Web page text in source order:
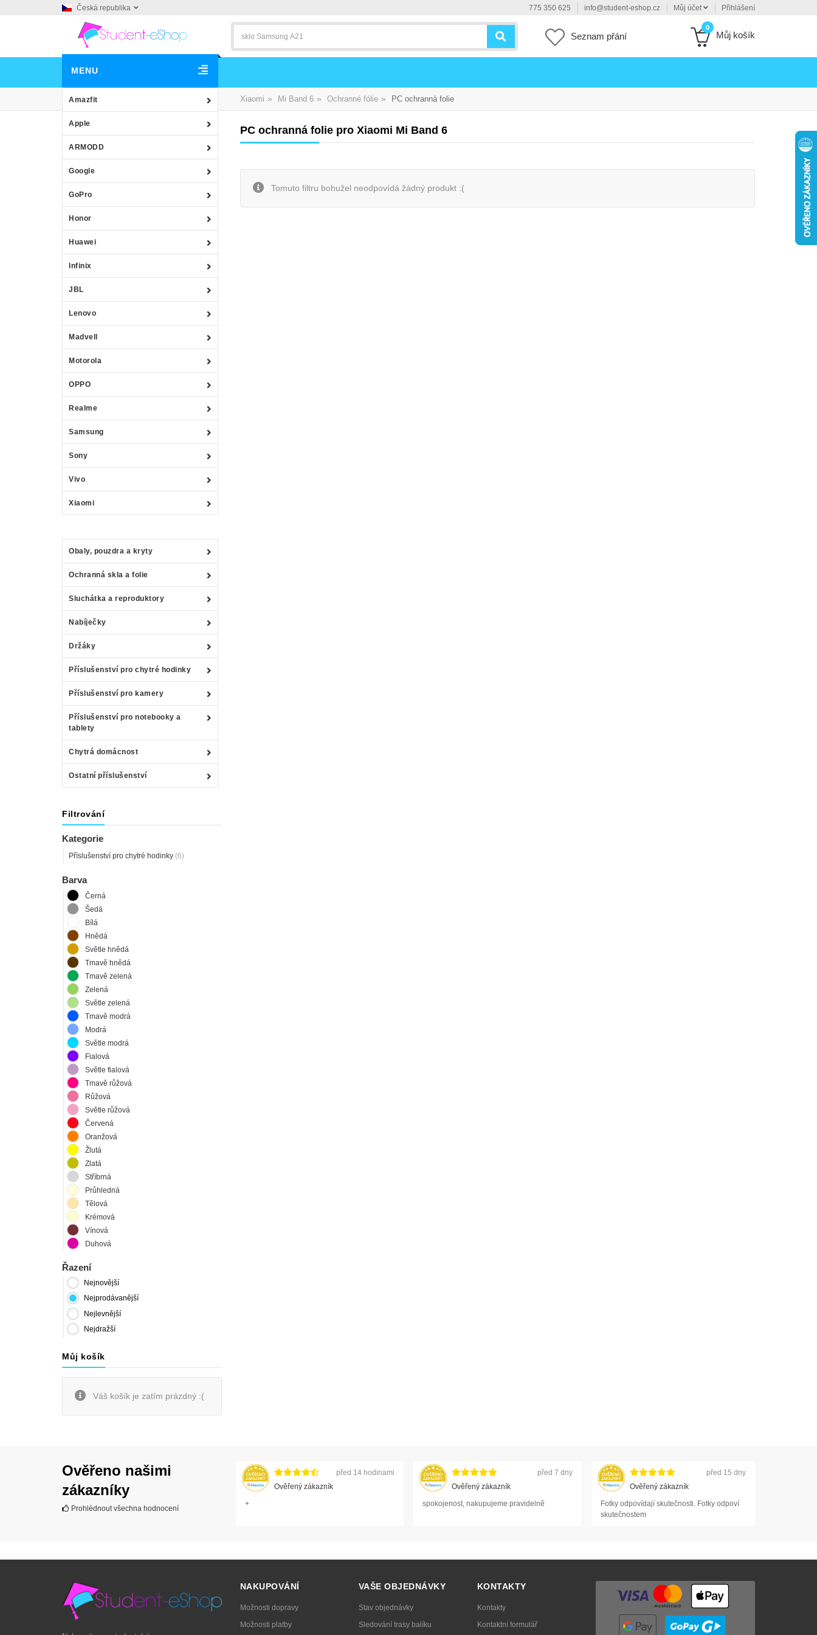
Česká republika 775 350 625 info@student-eshop.cz Můj účet Přihlášení
Seznam přání
0
Můj košík
MENU
Amazfit
Apple
ARMODD
Google
GoPro
Honor
Huawei
Infinix
JBL
Lenovo
Madvell
Motorola
OPPO
Realme
Samsung
Sony
Vivo
Xiaomi
Obaly, pouzdra a kryty
Ochranná skla a folie
Sluchátka a reproduktory
Nabíječky
Držáky
Příslušenství pro chytré hodinky
Příslušenství pro kamery
Příslušenství pro notebooky a
tablety
Chytrá domácnost
Ostatní příslušenství
Xiaomi » Mi Band 6 » Ochranné fólie » PC ochranná folie
Filtrování
Kategorie
Příslušenství pro chytré hodinky (6)
Barva
Černá
Šedá
Bílá
Hnědá
Světle hnědá
Tmavě hnědá
Tmavě zelená
Zelená
Světle zelená
Tmavě modrá
Modrá
Světle modrá
Fialová
Světle fialová
Tmavě růžová
Růžová
Světle růžová
Červená
Oranžová
Žlutá
Zlatá
Stříbrná
Průhledná
Tělová
Krémová
Vínová
Duhová
Řazení
Nejnovější
Nejprodávanější
Nejlevnější
Nejdražší
Můj košík
Váš košík je zatím prázdný :(
PC ochranná folie pro Xiaomi Mi Band 6
Tomuto filtru bohužel neodpovídá žádný produkt :(
Ověřeno našimi
zákazníky
Prohlédnout všechna hodnocení
před 14 hodinami
Ověřený zákazník
+
před 7 dny
Ověřený zákazník
spokojenost, nakupujeme pravidelně
před 15 dny
Ověřený zákazník
Fotky odpovídají skutečnosti. Fotky odpoví
skutečnostem
NAKUPOVÁNÍ
Možnosti dopravy
Možnosti platby
VAŠE OBJEDNÁVKY
Stav objednávky
Sledování trasy balíku
KONTAKTY
Kontakty
Kontaktní formulář